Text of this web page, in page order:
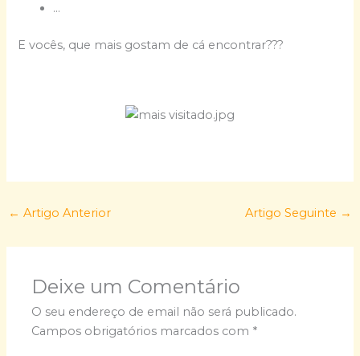
…
E vocês, que mais gostam de cá encontrar???
← Artigo Anterior Artigo Seguinte →
Deixe um Comentário
O seu endereço de email não será publicado.
Campos obrigatórios marcados com *